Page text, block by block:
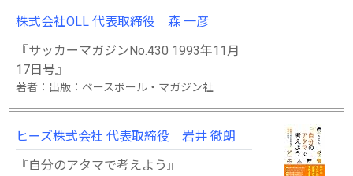
株式会社OLL 代表取締役 森 一彦
『サッカーマガジンNo.430 1993年11月
17日号』
著者：出版：ベースボール・マガジン社
ヒーズ株式会社 代表取締役 岩井 徹朗
『自分のアタマで考えよう』